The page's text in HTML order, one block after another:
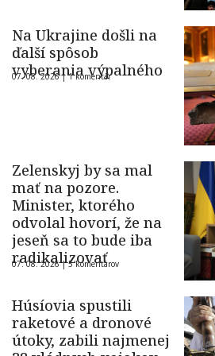
Na Ukrajine došli na
ďalší spôsob
vyberania výpalného
07. 08. 2026 |1 komentár
Zelenskyj by sa mal
mať na pozore.
Minister, ktorého
odvolal hovorí, že na
jeseň sa to bude iba
radikalizovať
07. 08. 2026 |5 komentárov
Húsíovia spustili
raketové a dronové
útoky, zabili najmenej